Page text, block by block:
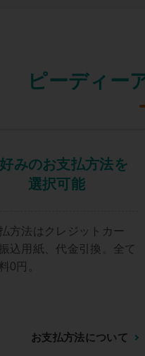
ピーディー
みのお支払方法を
選択可能
方法はクレジットカー
振込用紙、代金引換。全て
0円。
お支払方法について